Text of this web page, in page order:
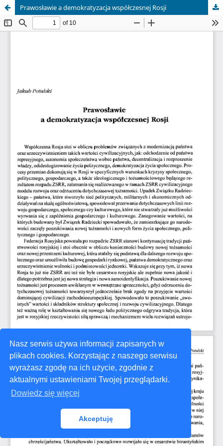
Nasz serwis używa informacji zapisanych w
plikach cookies. Korzystając z naszego serwisu
wyrażasz zgodę na ich użycie, zgodnie z
aktualnymi ustawieniami Twojej przeglądarki.
Dowiedz się więcej
Akceptuję
Prawosławie a demokratyzacja współczesnej Rosji